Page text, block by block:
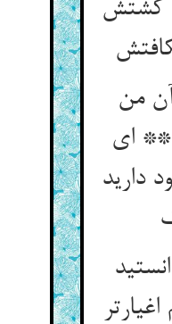
کشتش
من
ای
دارید